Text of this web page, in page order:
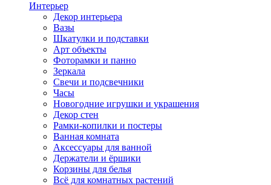
Интерьер
Декор интерьера
Вазы
Шкатулки и подставки
Арт объекты
Фоторамки и панно
Зеркала
Свечи и подсвечники
Часы
Новогодние игрушки и украшения
Декор стен
Рамки-копилки и постеры
Ванная комната
Аксессуары для ванной
Держатели и ёршики
Корзины для белья
Всё для комнатных растений